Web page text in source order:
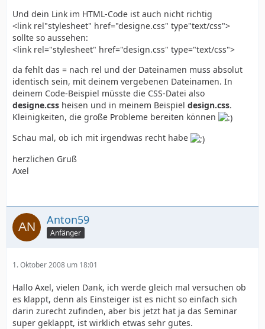
Und dein Link im HTML-Code ist auch nicht richtig
<link rel"stylesheet" href="designe.css" type"text/css">
sollte so aussehen:
<link rel="stylesheet" href="design.css" type="text/css">
da fehlt das = nach rel und der Dateinamen muss absolut
identisch sein, mit deinem vergebenen Dateinamen. In
deinem Code-Beispiel müsste die CSS-Datei also
designe.css heisen und in meinem Beispiel design.css.
Kleinigkeiten, die große Probleme bereiten können
Schau mal, ob ich mit irgendwas recht habe
herzlichen Gruß
Axel
Anton59
Anfänger
1. Oktober 2008 um 18:01
Hallo Axel, vielen Dank, ich werde gleich mal versuchen ob
es klappt, denn als Einsteiger ist es nicht so einfach sich
darin zurecht zufinden, aber bis jetzt hat ja das Seminar
super geklappt, ist wirklich etwas sehr gutes.